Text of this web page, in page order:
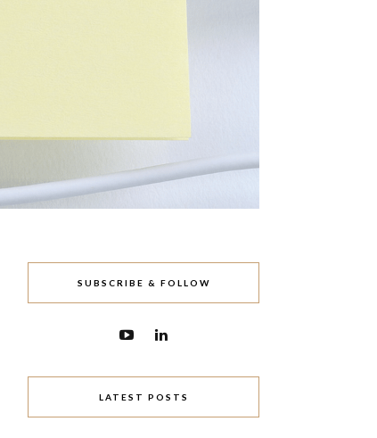
SUBSCRIBE & FOLLOW
LATEST POSTS